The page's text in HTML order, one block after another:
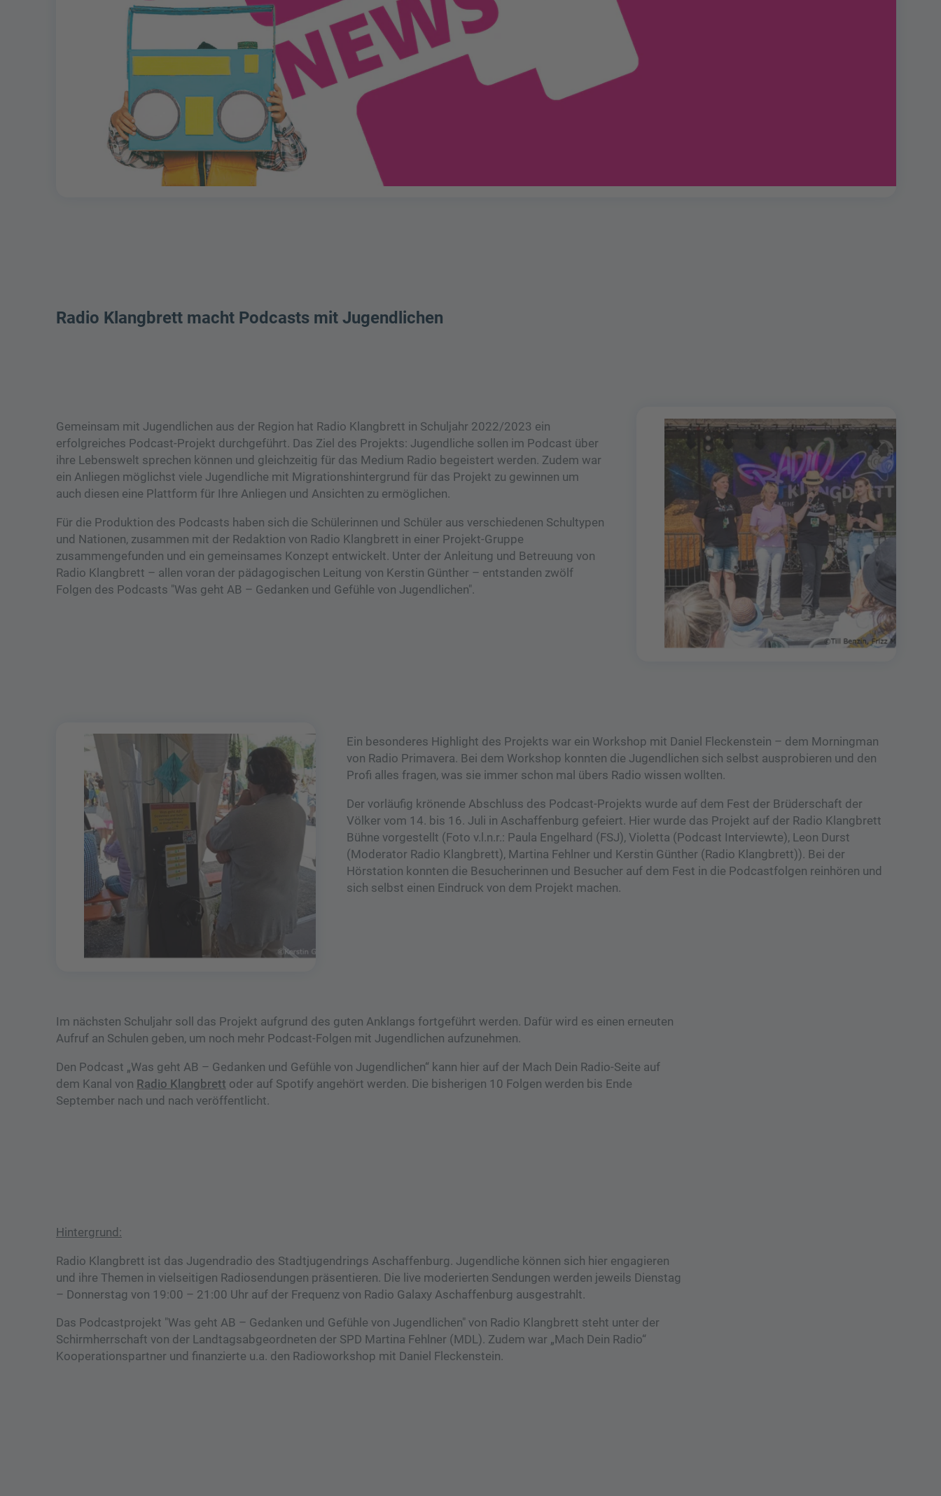
Radio Klangbrett macht Podcasts mit Jugendlichen
Gemeinsam mit Jugendlichen aus der Region hat Radio Klangbrett in Schuljahr 2022/2023 ein
erfolgreiches Podcast-Projekt durchgeführt. Das Ziel des Projekts: Jugendliche sollen im Podcast über
ihre Lebenswelt sprechen können und gleichzeitig für das Medium Radio begeistert werden. Zudem war
ein Anliegen möglichst viele Jugendliche mit Migrationshintergrund für das Projekt zu gewinnen um
auch diesen eine Plattform für Ihre Anliegen und Ansichten zu ermöglichen.
Für die Produktion des Podcasts haben sich die Schülerinnen und Schüler aus verschiedenen Schultypen
und Nationen, zusammen mit der Redaktion von Radio Klangbrett in einer Projekt-Gruppe
zusammengefunden und ein gemeinsames Konzept entwickelt. Unter der Anleitung und Betreuung von
Radio Klangbrett – allen voran der pädagogischen Leitung von Kerstin Günther – entstanden zwölf
Folgen des Podcasts "Was geht AB – Gedanken und Gefühle von Jugendlichen".
Ein besonderes Highlight des Projekts war ein Workshop mit Daniel Fleckenstein – dem Morningman
von Radio Primavera. Bei dem Workshop konnten die Jugendlichen sich selbst ausprobieren und den
Profi alles fragen, was sie immer schon mal übers Radio wissen wollten.
Der vorläufig krönende Abschluss des Podcast-Projekts wurde auf dem Fest der Brüderschaft der
Völker vom 14. bis 16. Juli in Aschaffenburg gefeiert. Hier wurde das Projekt auf der Radio Klangbrett
Bühne vorgestellt (Foto v.l.n.r.: Paula Engelhard (FSJ), Violetta (Podcast Interviewte), Leon Durst
(Moderator Radio Klangbrett), Martina Fehlner und Kerstin Günther (Radio Klangbrett)). Bei der
Hörstation konnten die Besucherinnen und Besucher auf dem Fest in die Podcastfolgen reinhören und
sich selbst einen Eindruck von dem Projekt machen.
Im nächsten Schuljahr soll das Projekt aufgrund des guten Anklangs fortgeführt werden. Dafür wird es einen erneuten
Aufruf an Schulen geben, um noch mehr Podcast-Folgen mit Jugendlichen aufzunehmen.
Den Podcast „Was geht AB – Gedanken und Gefühle von Jugendlichen“ kann hier auf der Mach Dein Radio-Seite auf
dem Kanal von Radio Klangbrett oder auf Spotify angehört werden. Die bisherigen 10 Folgen werden bis Ende
September nach und nach veröffentlicht.
Hintergrund:
Radio Klangbrett ist das Jugendradio des Stadtjugendrings Aschaffenburg. Jugendliche können sich hier engagieren
und ihre Themen in vielseitigen Radiosendungen präsentieren. Die live moderierten Sendungen werden jeweils Dienstag
– Donnerstag von 19:00 – 21:00 Uhr auf der Frequenz von Radio Galaxy Aschaffenburg ausgestrahlt.
Das Podcastprojekt "Was geht AB – Gedanken und Gefühle von Jugendlichen" von Radio Klangbrett steht unter der
Schirmherrschaft von der Landtagsabgeordneten der SPD Martina Fehlner (MDL). Zudem war „Mach Dein Radio“
Kooperationspartner und finanzierte u.a. den Radioworkshop mit Daniel Fleckenstein.